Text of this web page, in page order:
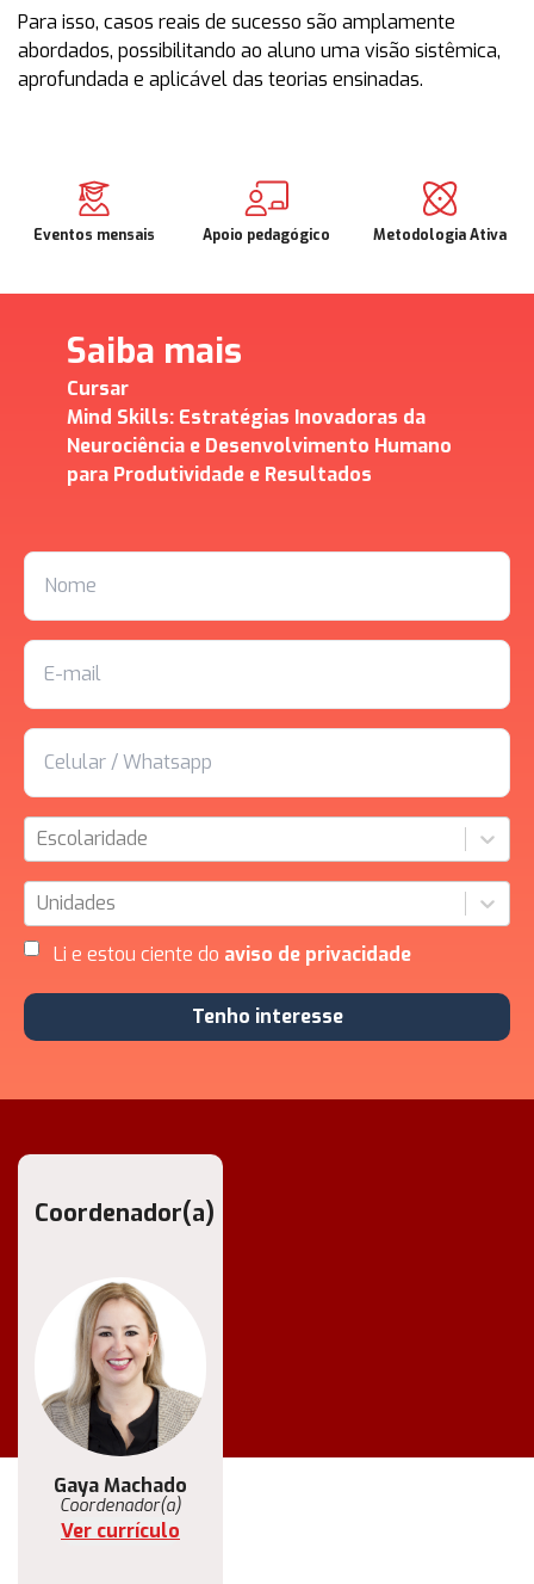
Para isso, casos reais de sucesso são amplamente
abordados, possibilitando ao aluno uma visão sistêmica,
aprofundada e aplicável das teorias ensinadas.
Eventos mensais Apoio pedagógico Metodologia Ativa
Saiba mais
Cursar
Mind Skills: Estratégias Inovadoras da
Neurociência e Desenvolvimento Humano
para Produtividade e Resultados
Escolaridade
Unidades
Li e estou ciente do aviso de privacidade
Tenho interesse
Coordenador(a)
Gaya Machado
Coordenador(a)
Ver currículo